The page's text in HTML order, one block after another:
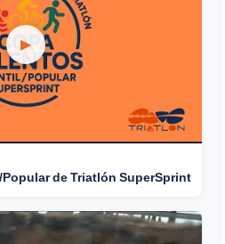
▶
de Triatlón SuperSprint